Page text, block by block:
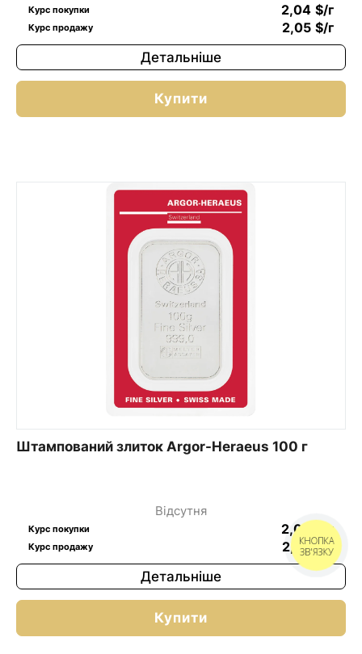
Курс покупки 2,04 $/г
Курс продажу 2,05 $/г
Детальніше
Купити
Штампований злиток Argor-Heraeus 100 г
Відсутня
Курс покупки 2,04 /г
Курс продажу 2,05 $/г
Детальніше
Купити
КНОПКА
ЗВ'ЯЗКУ